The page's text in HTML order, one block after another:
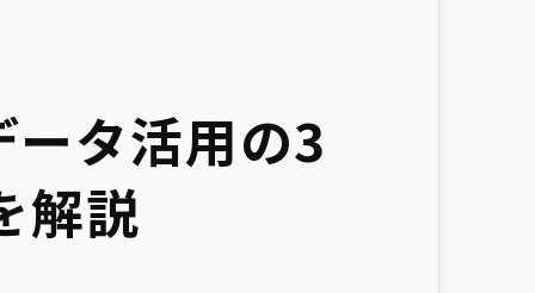
タ活用の3
解説